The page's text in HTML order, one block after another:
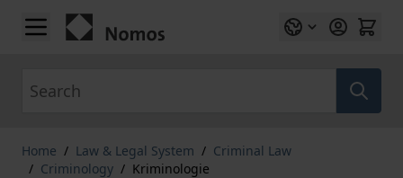
Skip to Content
Home / Law & Legal System / Criminal Law
/ Criminology / Kriminologie